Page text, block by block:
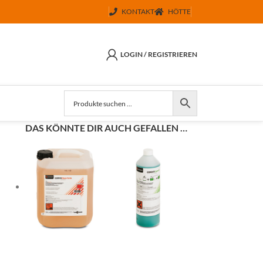
KONTAKT HÖTTE
LOGIN / REGISTRIEREN
DAS KÖNNTE DIR AUCH GEFALLEN …